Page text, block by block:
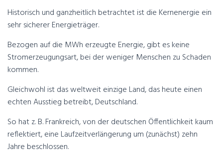
Historisch und ganzheitlich betrachtet ist die Kernenergie ein
sehr sicherer Energieträger.
Bezogen auf die MWh erzeugte Energie, gibt es keine
Stromerzeugungsart, bei der weniger Menschen zu Schaden
kommen.
Gleichwohl ist das weltweit einzige Land, das heute einen
echten Ausstieg betreibt, Deutschland.
So hat z. B. Frankreich, von der deutschen Öffentlichkeit kaum
reflektiert, eine Laufzeitverlängerung um (zunächst) zehn
Jahre beschlossen.